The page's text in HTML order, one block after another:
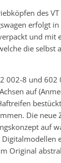
des
erfolgt
und mit
die selbst
002-8 und
auf
Die
auf
Original